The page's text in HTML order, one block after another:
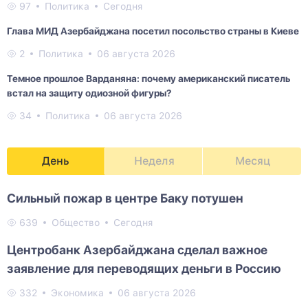
97 Политика Сегодня
Глава МИД Азербайджана посетил посольство страны в Киеве
2 Политика 06 августа 2026
Темное прошлое Варданяна: почему американский писатель
встал на защиту одиозной фигуры?
34 Политика 06 августа 2026
День Неделя Месяц
Сильный пожар в центре Баку потушен
639 Общество Сегодня
Центробанк Азербайджана сделал важное
заявление для переводящих деньги в Россию
332 Экономика 06 августа 2026